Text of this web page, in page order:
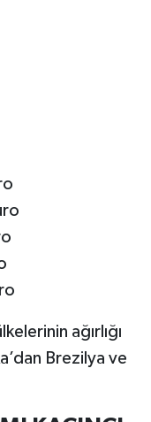
ağırlığı
Brezilya ve